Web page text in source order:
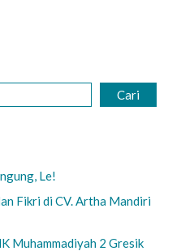
Cari
Le!
Fikri di CV. Artha Mandiri
Muhammadiyah 2 Gresik